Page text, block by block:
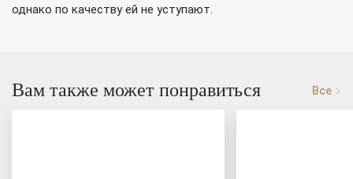
однако по качеству ей не уступают.
Вам также может понравиться Все